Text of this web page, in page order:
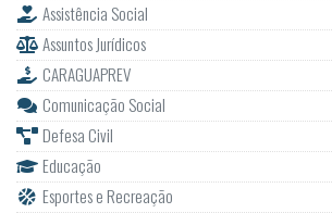
Assistência Social
Assuntos Jurídicos
CARAGUAPREV
Comunicação Social
Defesa Civil
Educação
Esportes e Recreação